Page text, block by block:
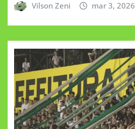
Vilson Zeni mar 3, 2026